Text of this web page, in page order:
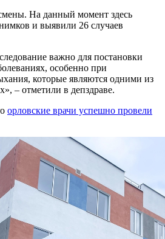
На данный момент здесь
и выявили 26 случаев
важно для постановки
особенно при
которые являются одними из
– отметили в депздраве.
орловские врачи успешно провели